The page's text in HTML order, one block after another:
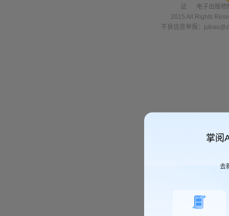
证
电子出版
2015 All Rights
不良信息举报：
掌阅
去